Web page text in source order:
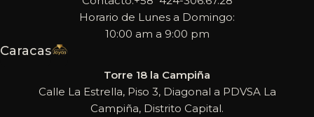
Horario de Lunes a Domingo:
10:00 am a 9:00 pm
Caracas
Torre 18 la Campiña
Calle La Estrella, Piso 3, Diagonal a PDVSA La
Campiña, Distrito Capital.